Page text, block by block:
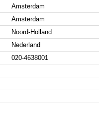
Amsterdam
Amsterdam
Noord-Holland
Nederland
020-4638001